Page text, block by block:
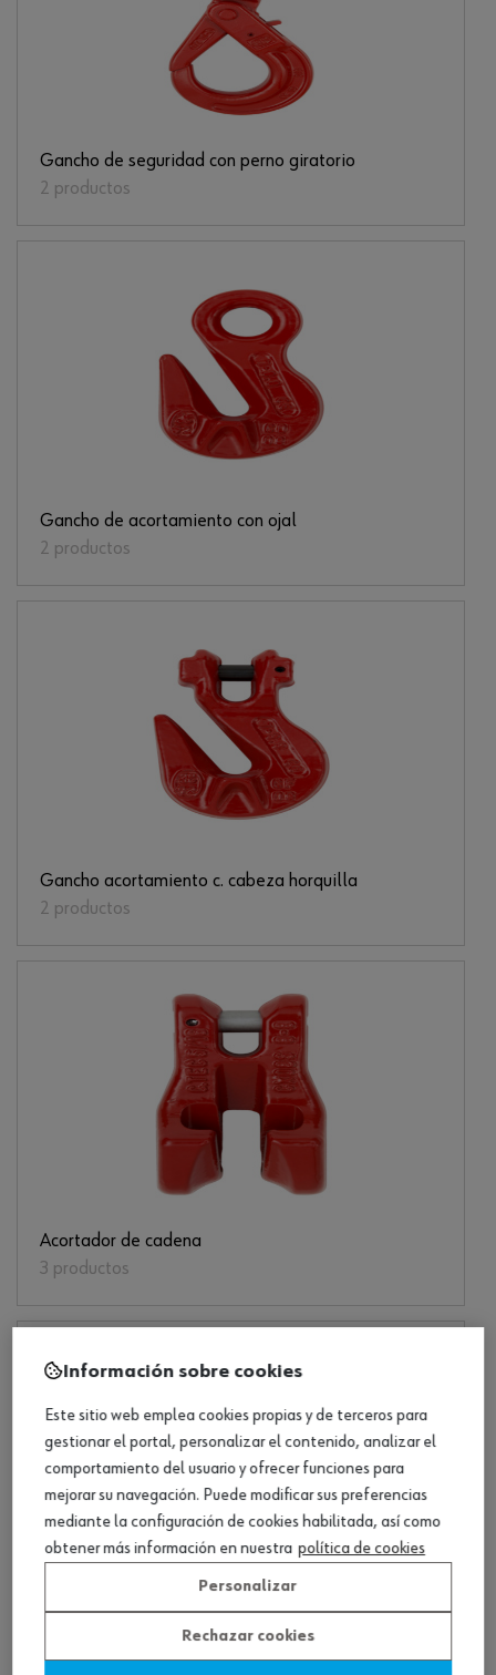
Gancho de seguridad con perno giratorio
2 productos
Gancho de acortamiento con ojal
2 productos
Gancho acortamiento c. cabeza horquilla
2 productos
Acortador de cadena
3 productos
Información sobre cookies
Este sitio web emplea cookies propias y de terceros para
gestionar el portal, personalizar el contenido, analizar el
comportamiento del usuario y ofrecer funciones para
mejorar su navegación. Puede modificar sus preferencias
mediante la configuración de cookies habilitada, así como
obtener más información en nuestra política de cookies
Personalizar
Rechazar cookies